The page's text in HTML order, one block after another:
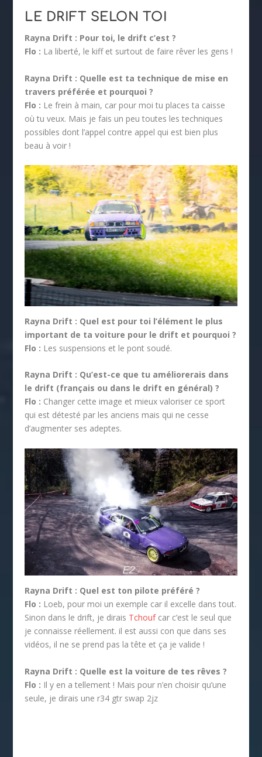
LE DRIFT SELON TOI
Rayna Drift : Pour toi, le drift c’est ?
Flo : La liberté, le kiff et surtout de faire rêver les gens !
Rayna Drift : Quelle est ta technique de mise en
travers préférée et pourquoi ?
Flo : Le frein à main, car pour moi tu places ta caisse
où tu veux. Mais je fais un peu toutes les techniques
possibles dont l’appel contre appel qui est bien plus
beau à voir !
Rayna Drift : Quel est pour toi l’élément le plus
important de ta voiture pour le drift et pourquoi ?
Flo : Les suspensions et le pont soudé.
Rayna Drift : Qu’est-ce que tu améliorerais dans
le drift (français ou dans le drift en général) ?
Flo : Changer cette image et mieux valoriser ce sport
qui est détesté par les anciens mais qui ne cesse
d’augmenter ses adeptes.
Rayna Drift : Quel est ton pilote préféré ?
Flo : Loeb, pour moi un exemple car il excelle dans tout.
Sinon dans le drift, je dirais Tchoufcar c’est le seul que
je connaisse réellement. il est aussi con que dans ses
vidéos, il ne se prend pas la tête et ça je valide !
Rayna Drift : Quelle est la voiture de tes rêves ?
Flo : Il y en a tellement ! Mais pour n’en choisir qu’une
seule, je dirais une r34 gtr swap 2jz